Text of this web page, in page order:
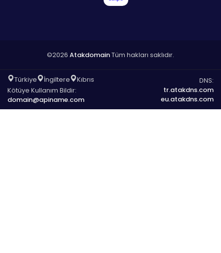
©2026 AtakdomainTüm hakları saklıdır.
Türkiye İngiltere
Kıbrıs
Kötüye Kullanım Bildir:
domain@apiname.com
DNS:
tr.atakdns.com
eu.atakdns.com